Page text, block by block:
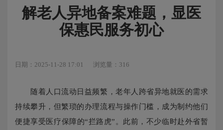
解老人异地备案难题，显医
保惠民服务初心
日期：2025-11-28 17:01 浏览量：316
随着人口流动日益频繁，老年人跨省异地就医的需求
持续攀升，但繁琐的办理流程与操作门槛，成为制约他们
便捷享受医疗保障的“拦路虎”。此前，不少临时赴外省暂